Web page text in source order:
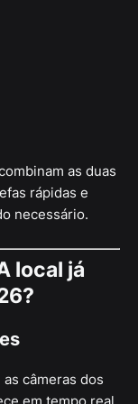
as duas
rápidas e
necessário.
local já
câmeras dos
em tempo real,